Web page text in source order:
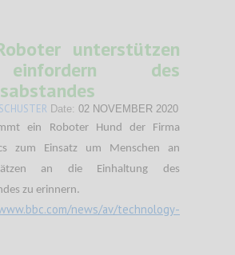
unterstützen
des
Date: 02 NOVEMBER 2020
ein Roboter Hund der Firma
zum Einsatz um Menschen an
an die Einhaltung des
zu erinnern.
news/av/technology-